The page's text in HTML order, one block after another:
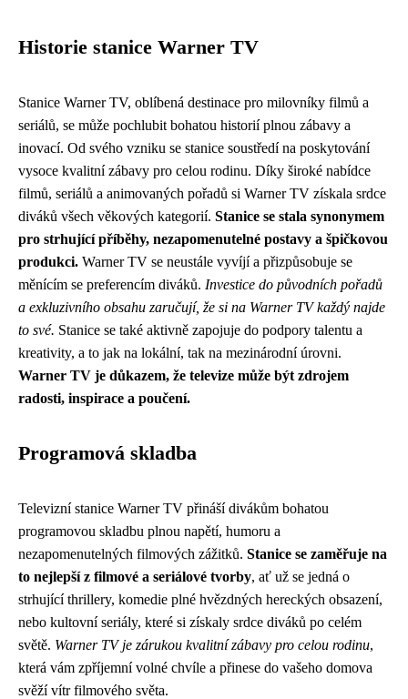
Historie stanice Warner TV
Stanice Warner TV, oblíbená destinace pro milovníky filmů a
seriálů, se může pochlubit bohatou historií plnou zábavy a
inovací. Od svého vzniku se stanice soustředí na poskytování
vysoce kvalitní zábavy pro celou rodinu. Díky široké nabídce
filmů, seriálů a animovaných pořadů si Warner TV získala srdce
diváků všech věkových kategorií. Stanice se stala synonymem
pro strhující příběhy, nezapomenutelné postavy a špičkovou
produkci. Warner TV se neustále vyvíjí a přizpůsobuje se
měnícím se preferencím diváků. Investice do původních pořadů
a exkluzivního obsahu zaručují, že si na Warner TV každý najde
to své. Stanice se také aktivně zapojuje do podpory talentu a
kreativity, a to jak na lokální, tak na mezinárodní úrovni.
Warner TV je důkazem, že televize může být zdrojem
radosti, inspirace a poučení.
Programová skladba
Televizní stanice Warner TV přináší divákům bohatou
programovou skladbu plnou napětí, humoru a
nezapomenutelných filmových zážitků. Stanice se zaměřuje na
to nejlepší z filmové a seriálové tvorby, ať už se jedná o
strhující thrillery, komedie plné hvězdných hereckých obsazení,
nebo kultovní seriály, které si získaly srdce diváků po celém
světě. Warner TV je zárukou kvalitní zábavy pro celou rodinu,
která vám zpříjemní volné chvíle a přinese do vašeho domova
svěží vítr filmového světa.